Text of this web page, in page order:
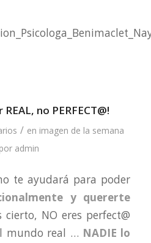
no PERFECT@!
/ en imagen de la semana
por admin
te ayudará para poder
y quererte
cierto, NO eres perfect@
mundo real … NADIE lo